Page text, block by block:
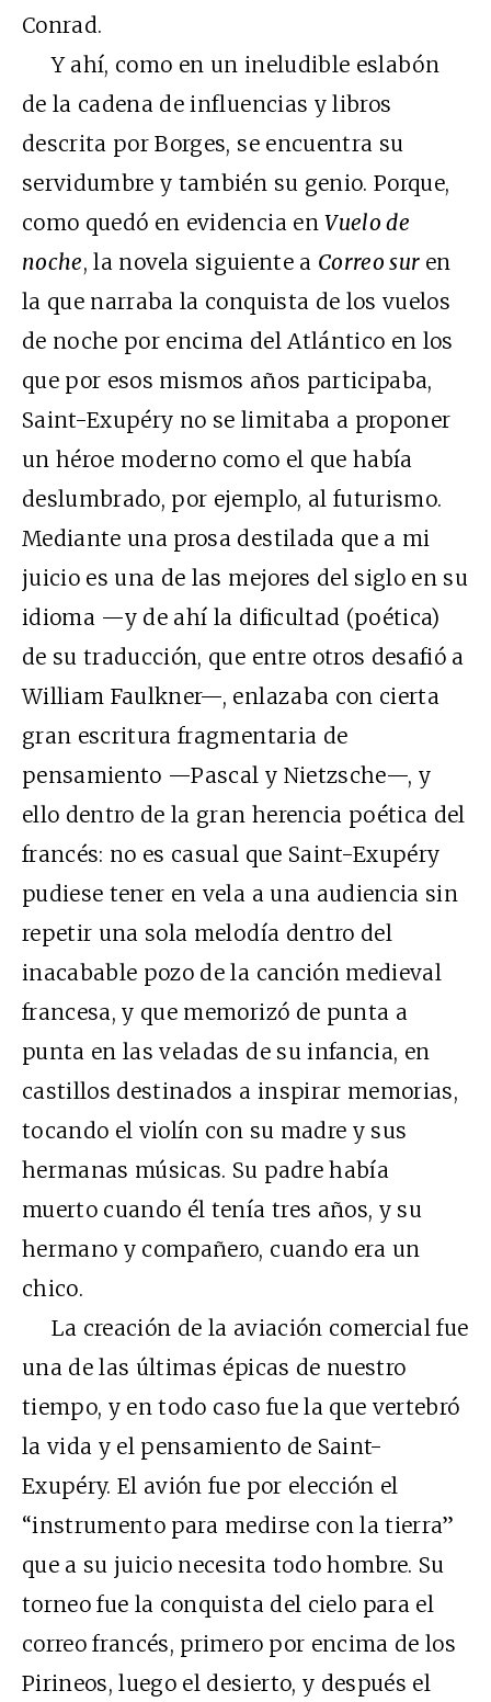
Conrad.
Y ahí, como en un ineludible eslabón
de la cadena de influencias y libros
descrita por Borges, se encuentra su
servidumbre y también su genio. Porque,
como quedó en evidencia enVuelo de
noche, la novela siguiente a Correo sur en
la que narraba la conquista de los vuelos
de noche por encima del Atlántico en los
que por esos mismos años participaba,
Saint-Exupéry no se limitaba a proponer
un héroe moderno como el que había
deslumbrado, por ejemplo, al futurismo.
Mediante una prosa destilada que a mi
juicio es una de las mejores del siglo en su
idioma —y de ahí la dificultad (poética)
de su traducción, que entre otros desafió a
William Faulkner—, enlazaba con cierta
gran escritura fragmentaria de
pensamiento —Pascal y Nietzsche—, y
ello dentro de la gran herencia poética del
francés: no es casual que Saint-Exupéry
pudiese tener en vela a una audiencia sin
repetir una sola melodía dentro del
inacabable pozo de la canción medieval
francesa, y que memorizó de punta a
punta en las veladas de su infancia, en
castillos destinados a inspirar memorias,
tocando el violín con su madre y sus
hermanas músicas. Su padre había
muerto cuando él tenía tres años, y su
hermano y compañero, cuando era un
chico.
La creación de la aviación comercial fue
una de las últimas épicas de nuestro
tiempo, y en todo caso fue la que vertebró
la vida y el pensamiento de Saint-
Exupéry. El avión fue por elección el
“instrumento para medirse con la tierra”
que a su juicio necesita todo hombre. Su
torneo fue la conquista del cielo para el
correo francés, primero por encima de los
Pirineos, luego el desierto, y después el